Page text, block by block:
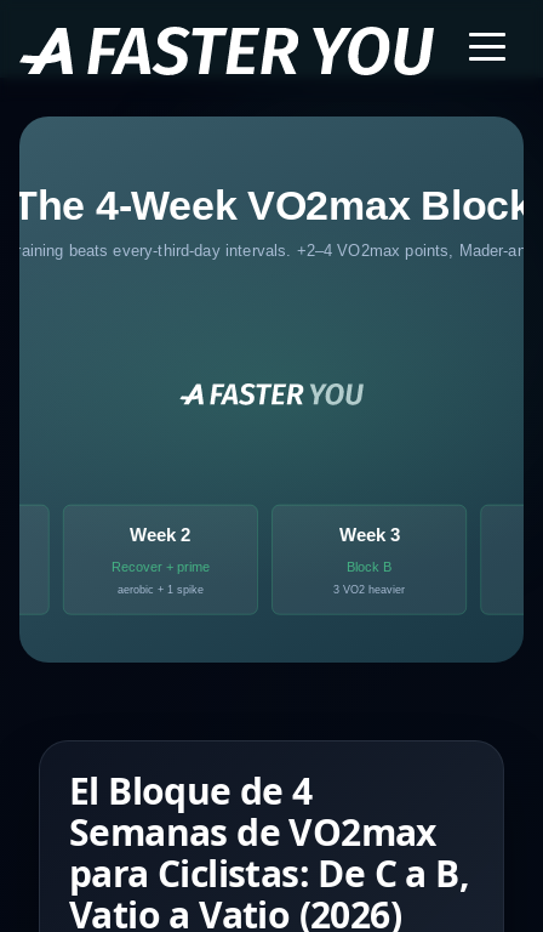
El Bloque de 4
Semanas de VO2max
para Ciclistas: De C a B,
Vatio a Vatio (2026)